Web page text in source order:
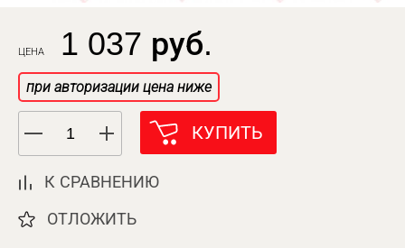
ЦЕНА 1 037 руб.
при авторизации цена ниже
КУПИТЬ
К СРАВНЕНИЮ
ОТЛОЖИТЬ